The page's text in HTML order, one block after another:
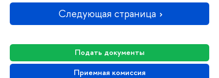
Подать документы
Приемная комиссия
Следующая страница